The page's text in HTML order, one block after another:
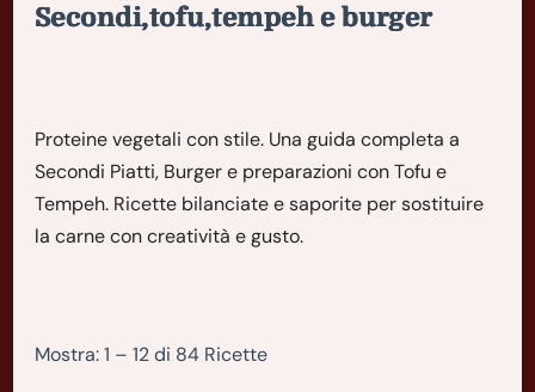
Secondi,tofu,tempeh e burger
Proteine vegetali con stile. Una guida completa a
Secondi Piatti, Burger e preparazioni con Tofu e
Tempeh. Ricette bilanciate e saporite per sostituire
la carne con creatività e gusto.
Mostra: 1 – 12 di 84 Ricette